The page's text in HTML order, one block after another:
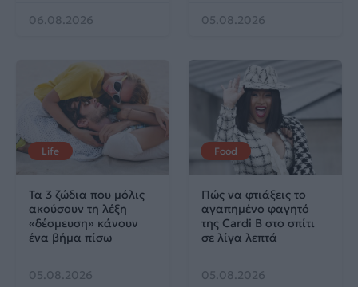
06.08.2026 05.08.2026
Life
Τα 3 ζώδια που μόλις
ακούσουν τη λέξη
«δέσμευση» κάνουν
ένα βήμα πίσω
05.08.2026
Food
Πώς να φτιάξεις το
αγαπημένο φαγητό
της Cardi B στο σπίτι
σε λίγα λεπτά
05.08.2026